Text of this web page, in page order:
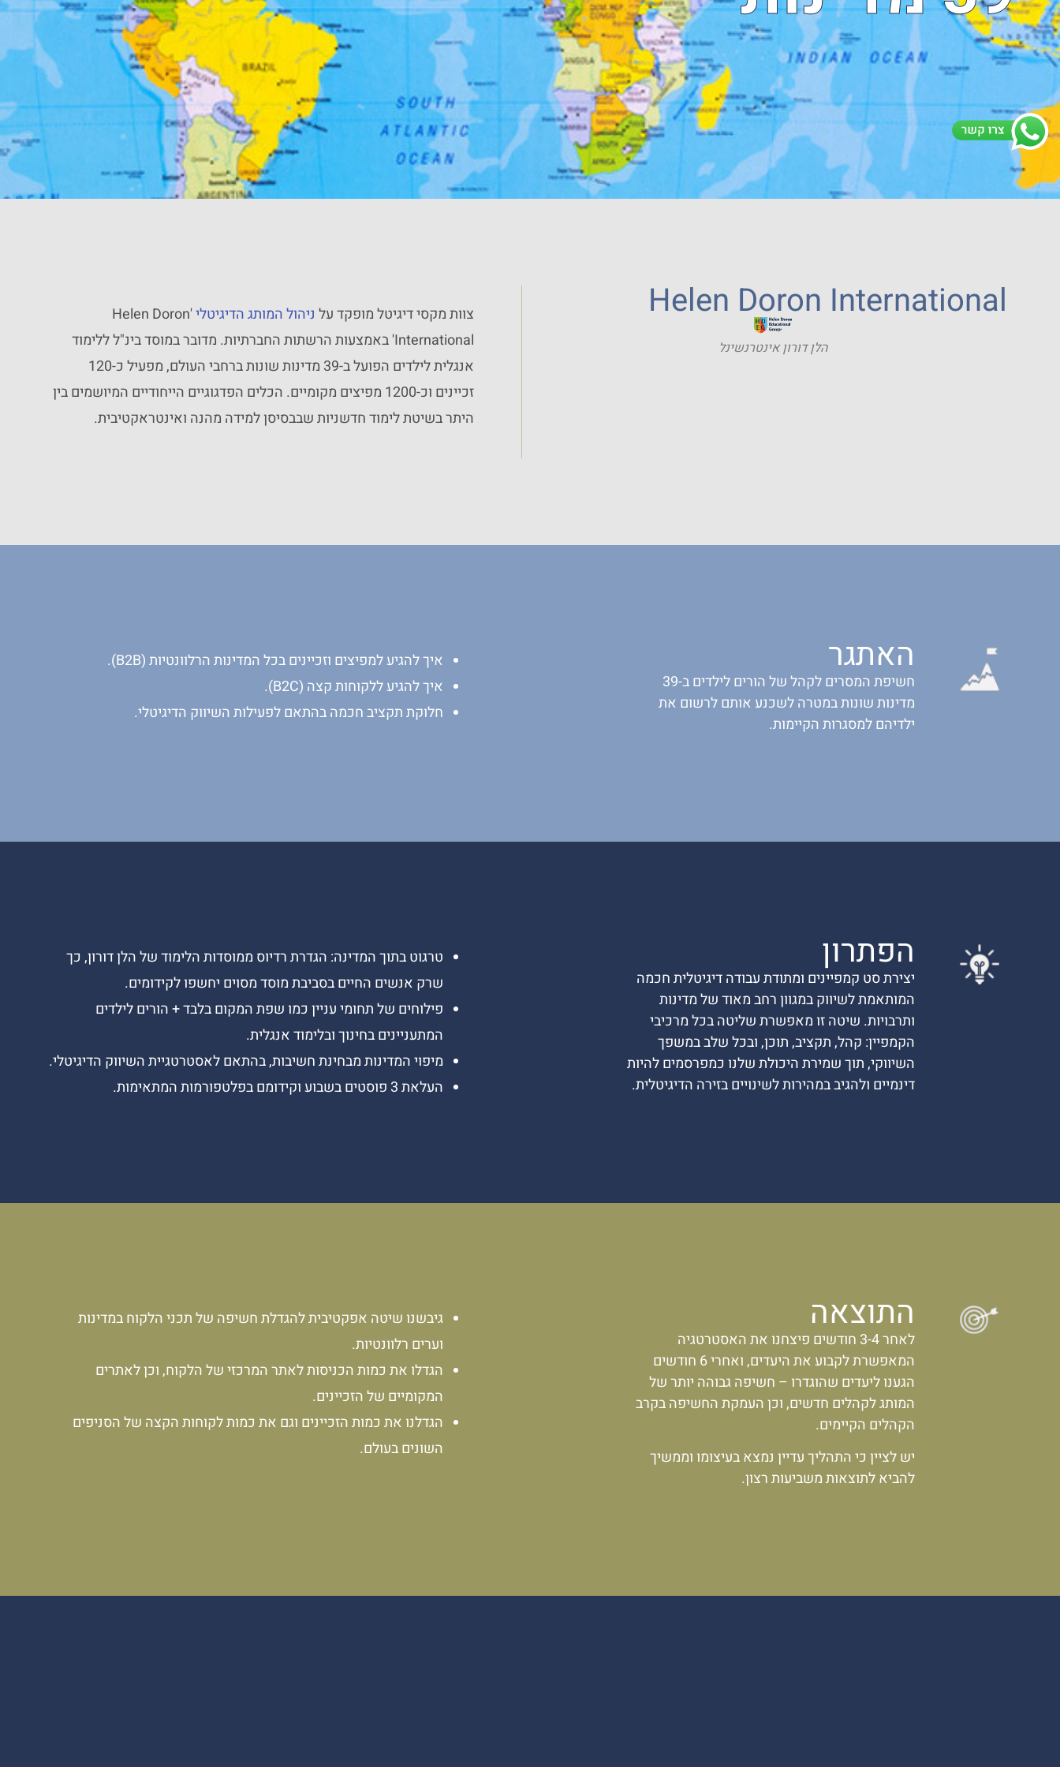
Helen Doron International
הלן דורון אינטרנשינל
צוות מקסי דיגיטל מופקד על ניהול המותג הדיגיטלי 'Helen Doron
International' באמצעות הרשתות החברתיות. מדובר במוסד בינ"ל ללימוד
אנגלית לילדים הפועל ב-39 מדינות שונות ברחבי העולם, מפעיל כ-120
זכיינים וכ-1200 מפיצים מקומיים. הכלים הפדגוגיים הייחודיים המיושמים בין
היתר בשיטת לימוד חדשניות שבבסיסן למידה מהנה ואינטראקטיבית.
האתגר
חשיפת המסרים לקהל של הורים לילדים ב-39
מדינות שונות במטרה לשכנע אותם לרשום את
ילדיהם למסגרות הקיימות.
איך להגיע למפיצים וזכיינים בכל המדינות הרלוונטיות (B2B).
איך להגיע ללקוחות קצה (B2C).
חלוקת תקציב חכמה בהתאם לפעילות השיווק הדיגיטלי.
הפתרון
יצירת סט קמפיינים ומתודת עבודה דיגיטלית חכמה
המותאמת לשיווק במגוון רחב מאוד של מדינות
ותרבויות. שיטה זו מאפשרת שליטה בכל מרכיבי
הקמפיין: קהל, תקציב, תוכן, ובכל שלב במשפך
השיווקי, תוך שמירת היכולת שלנו כמפרסמים להיות
דינמיים ולהגיב במהירות לשינויים בזירה הדיגיטלית.
טרגוט בתוך המדינה: הגדרת רדיוס ממוסדות הלימוד של הלן דורון, כך
שרק אנשים החיים בסביבת מוסד מסוים יחשפו לקידומים.
פילוחים של תחומי עניין כמו שפת המקום בלבד + הורים לילדים
המתעניינים בחינוך ובלימוד אנגלית.
מיפוי המדינות מבחינת חשיבות, בהתאם לאסטרטגיית השיווק הדיגיטלי.
העלאת 3 פוסטים בשבוע וקידומם בפלטפורמות המתאימות.
התוצאה
לאחר 3-4 חודשים פיצחנו את האסטרטגיה
המאפשרת לקבוע את היעדים, ואחרי 6 חודשים
הגענו ליעדים שהוגדרו – חשיפה גבוהה יותר של
המותג לקהלים חדשים, וכן העמקת החשיפה בקרב
הקהלים הקיימים.
יש לציין כי התהליך עדיין נמצא בעיצומו וממשיך
להביא לתוצאות משביעות רצון.
גיבשנו שיטה אפקטיבית להגדלת חשיפה של תכני הלקוח במדינות
וערים רלוונטיות.
הגדלו את כמות הכניסות לאתר המרכזי של הלקוח, וכן לאתרים
המקומיים של הזכיינים.
הגדלנו את כמות הזכיינים וגם את כמות לקוחות הקצה של הסניפים
השונים בעולם.